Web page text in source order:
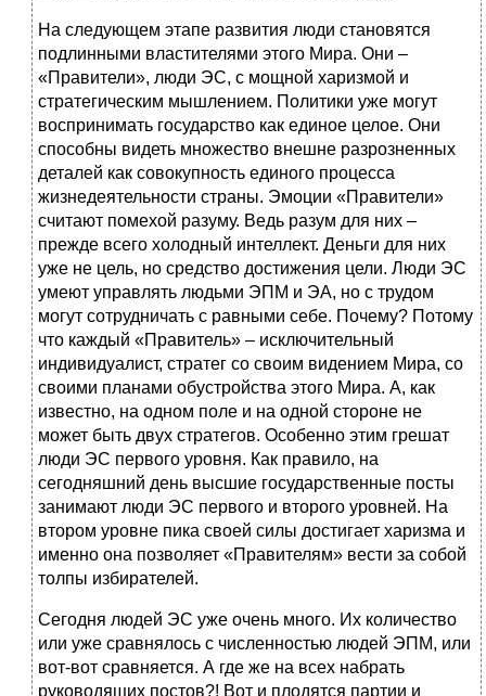
На следующем этапе развития люди становятся
подлинными властителями этого Мира. Они –
«Правители», люди ЭС, с мощной харизмой и
стратегическим мышлением. Политики уже могут
воспринимать государство как единое целое. Они
способны видеть множество внешне разрозненных
деталей как совокупность единого процесса
жизнедеятельности страны. Эмоции «Правители»
считают помехой разуму. Ведь разум для них –
прежде всего холодный интеллект. Деньги для них
уже не цель, но средство достижения цели. Люди ЭС
умеют управлять людьми ЭПМ и ЭА, но с трудом
могут сотрудничать с равными себе. Почему? Потому
что каждый «Правитель» – исключительный
индивидуалист, стратег со своим видением Мира, со
своими планами обустройства этого Мира. А, как
известно, на одном поле и на одной стороне не
может быть двух стратегов. Особенно этим грешат
люди ЭС первого уровня. Как правило, на
сегодняшний день высшие государственные посты
занимают люди ЭС первого и второго уровней. На
втором уровне пика своей силы достигает харизма и
именно она позволяет «Правителям» вести за собой
толпы избирателей.
Сегодня людей ЭС уже очень много. Их количество
или уже сравнялось с численностью людей ЭПМ, или
вот-вот сравняется. А где же на всех набрать
руководящих постов?! Вот и плодятся партии и